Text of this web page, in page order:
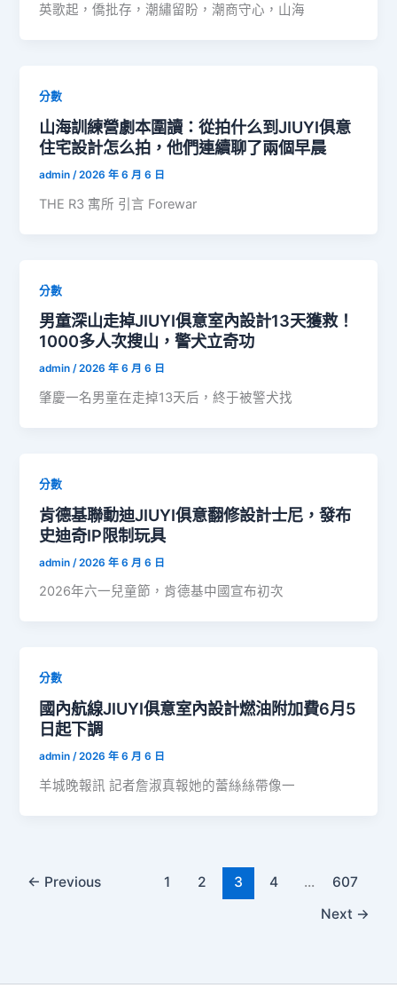
英歌起，僑批存，潮繡留盼，潮商守心，山海
分數
山海訓練營劇本圍讀：從拍什么到JIUYI俱意
住宅設計怎么拍，他們連續聊了兩個早晨
admin /2026 年 6 月 6 日
THE R3 寓所 引言 Forewar
分數
男童深山走掉JIUYI俱意室內設計13天獲救！
1000多人次搜山，警犬立奇功
admin/2026 年 6 月 6 日
肇慶一名男童在走掉13天后，終于被警犬找
分數
肯德基聯動迪JIUYI俱意翻修設計士尼，發布
史迪奇IP限制玩具
admin /2026 年 6 月 6 日
2026年六一兒童節，肯德基中國宣布初次
分數
國內航線JIUYI俱意室內設計燃油附加費6月5
日起下調
admin/2026 年 6 月 6 日
羊城晚報訊 記者詹淑真報她的蕾絲絲帶像一
← Previous 1 2 3 4 ...
607
Next →